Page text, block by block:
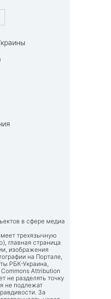
в сфере медиа
трехязычную
главная страница
изображения
на Портале,
РБК-Украина,
Attribution
не разделять точку
не подлежат
За